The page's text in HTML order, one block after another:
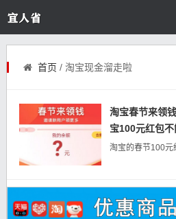
首页 / 淘宝现金溜走啦
淘宝春节来领
宝100元红包